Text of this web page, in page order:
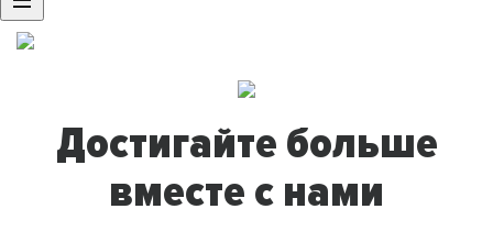
Достигайте больше
вместе с нами